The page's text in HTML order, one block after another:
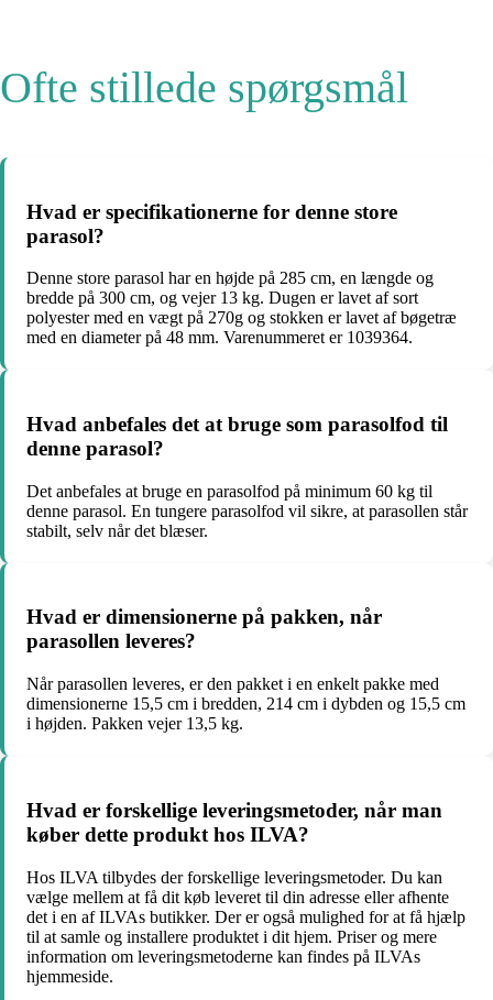
Ofte stillede spørgsmål
Hvad er specifikationerne for denne store
parasol?
Denne store parasol har en højde på 285 cm, en længde og
bredde på 300 cm, og vejer 13 kg. Dugen er lavet af sort
polyester med en vægt på 270g og stokken er lavet af bøgetræ
med en diameter på 48 mm. Varenummeret er 1039364.
Hvad anbefales det at bruge som parasolfod til
denne parasol?
Det anbefales at bruge en parasolfod på minimum 60 kg til
denne parasol. En tungere parasolfod vil sikre, at parasollen står
stabilt, selv når det blæser.
Hvad er dimensionerne på pakken, når
parasollen leveres?
Når parasollen leveres, er den pakket i en enkelt pakke med
dimensionerne 15,5 cm i bredden, 214 cm i dybden og 15,5 cm
i højden. Pakken vejer 13,5 kg.
Hvad er forskellige leveringsmetoder, når man
køber dette produkt hos ILVA?
Hos ILVA tilbydes der forskellige leveringsmetoder. Du kan
vælge mellem at få dit køb leveret til din adresse eller afhente
det i en af ILVAs butikker. Der er også mulighed for at få hjælp
til at samle og installere produktet i dit hjem. Priser og mere
information om leveringsmetoderne kan findes på ILVAs
hjemmeside.